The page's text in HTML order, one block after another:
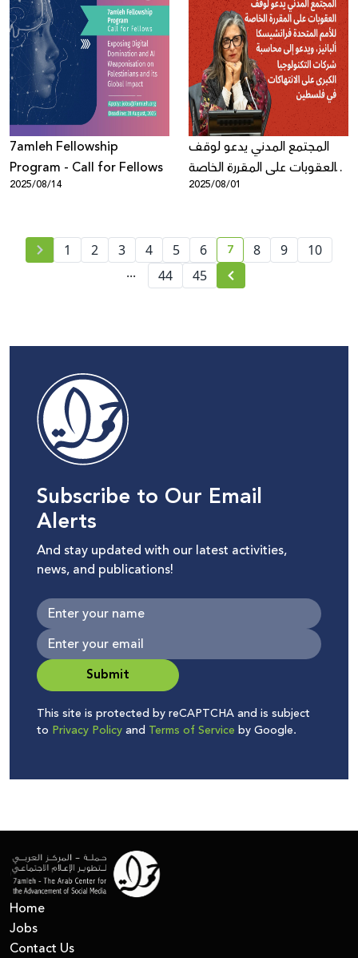
7amleh Fellowship
Program - Call for Fellows
2025/08/14
المجتمع المدني يدعو لوقف
العقوبات على المقررة الخاصة
للأمم المتحدة فرانشيسكا
الانتهاكات في فلسطين
2025/08/01
1 2 3 4 5 6 current page number
7 8 9
10
...
44 45
Subscribe to Our Email
Alerts
And stay updated with our latest activities,
news, and publications!
Submit
This site is protected by reCAPTCHA and is subject
to Privacy Policyand Terms of Service by Google.
Home
Jobs
Contact Us